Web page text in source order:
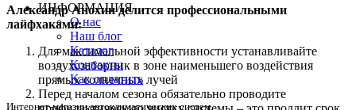
Александр Анохин делится профессиональными
лайфхаками:
Для максимальной эффективности устанавливайте
воздухозаборник в зоне наименьшего воздействия
прямых солнечных лучей
Перед началом сезона обязательно проводите
ИНФОРМАЦИЯ
О нас
Наш блог
Каталог
Контакты
Как оплатить
Интернет-магазин автоклиматических систем.